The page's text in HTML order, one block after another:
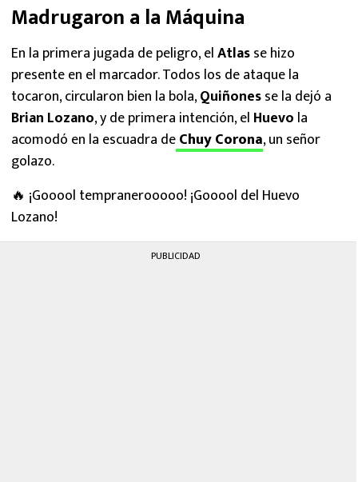
Madrugaron a la Máquina
En la primera jugada de peligro, elAtlasse hizo
presente en el marcador. Todos los de ataque la
tocaron, circularon bien la bola,Quiñonesse la dejó a
Brian Lozano, y de primera intención, el Huevo la
acomodó en la escuadra deChuy Corona, un señor
golazo.
🔥 ¡Gooool tempranerooooo! ¡Gooool del Huevo
Lozano!
PUBLICIDAD